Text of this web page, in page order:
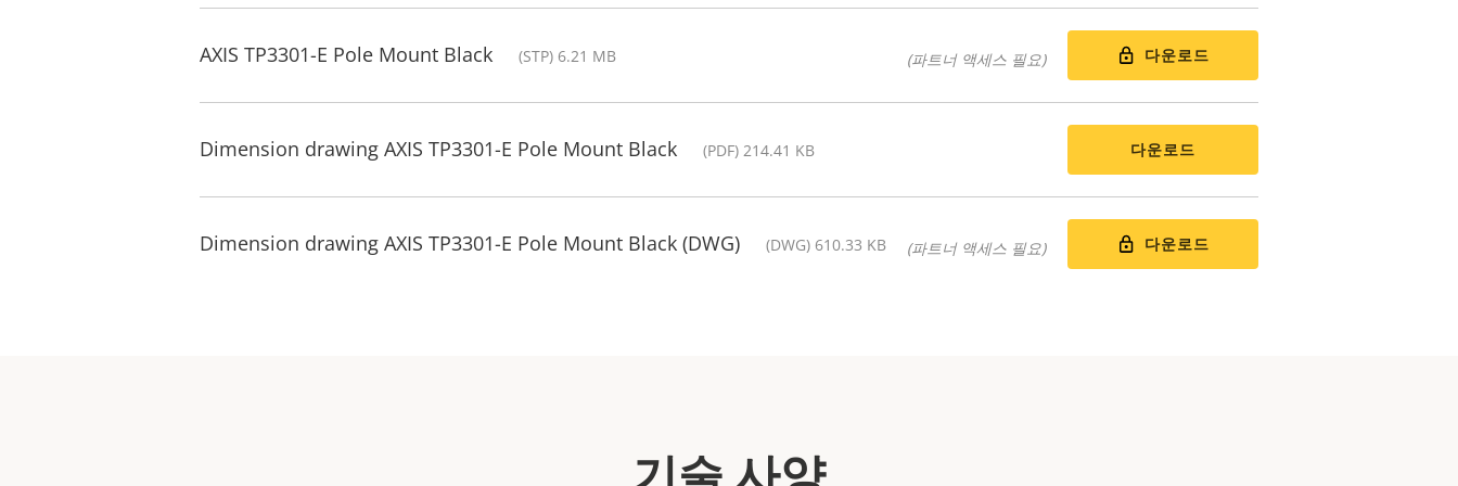
AXIS TP3301-E Pole Mount Black (STP) 6.21 MB (파트너 액세스 필요) 다운로드
Dimension drawing AXIS TP3301-E Pole Mount Black (PDF) 214.41 KB 다운로드
Dimension drawing AXIS TP3301-E Pole Mount Black (DWG) (DWG) 610.33 KB (파트너 액세스 필요) 다운로드
기술 사양